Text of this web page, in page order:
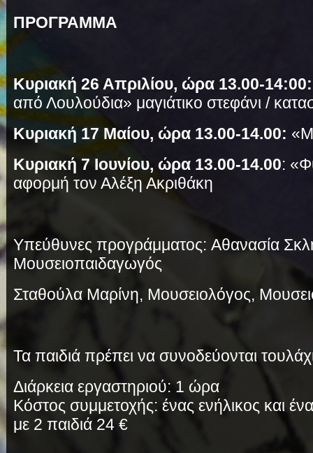
ΠΡΟΓΡΑΜΜΑ
Κυριακή 26 Απριλίου, ώρα 13.00-14:00:
από Λουλούδια» μαγιάτικο στεφάνι /
Κυριακή 17 Μαίου, ώρα 13.00-14.00:
Κυριακή 7 Ιουνίου, ώρα 13.00-14.00:
αφορμή τον Αλέξη Ακριθάκη
Υπεύθυνες προγράμματος: Αθανασία
Μουσειοπαιδαγωγός
Σταθούλα Μαρίνη, Μουσειολόγος,
Τα παιδιά πρέπει να συνοδεύονται
Διάρκεια εργαστηριού: 1 ώρα
Κόστος συμμετοχής: ένας ενήλικος και
με 2 παιδιά 24 €